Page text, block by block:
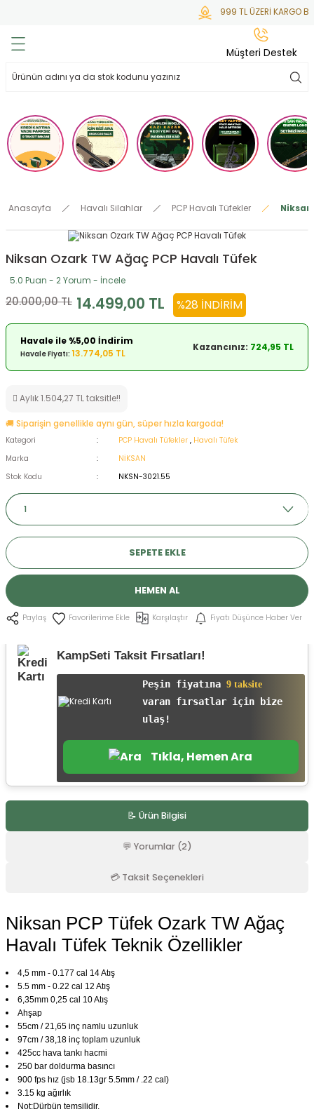
999 TL ÜZERİ KARGO
Mermisi
Tabure
Anasayfa Havalı Silahlar PCP Havalı Tüfekler Niksan
Niksan Ozark TW Ağaç PCP Havalı Tüfek
5.0 Puan - 2 Yorum - İncele
20.000,00 TL 14.499,00 TL %28 İNDIRIM
Havale ile %5,00 İndirim
Havale Fiyatı: 13.774,05 TL
Kazancınız: 724,95 TL
Aylık 1.504,27 TL taksitle!!
🚚 Siparişin genellikle aynı gün, süper hızla kargoda!
Kategori PCP Havalı Tüfekler , Havalı Tüfek
Marka
NİKSAN
Stok Kodu
NKSN-3021.55
SEPETE EKLE
HEMEN AL
Paylaş Karşılaştır Fiyatı Düşünce Haber Ver
KampSeti Taksit Fırsatları!
Peşin fiyatına 9 taksite
varan fırsatlar için bize
ulaş!
Tıkla, Hemen Ara
📝 Ürün Bilgisi
💬 Yorumlar (2)
💳 Taksit Seçenekleri
Niksan PCP Tüfek Ozark TW Ağaç
Havalı Tüfek Teknik Özellikler
4,5 mm - 0.177 cal 14 Atış
5.5 mm - 0.22 cal 12 Atış
6,35mm 0,25 cal 10 Atış
Ahşap
55cm / 21,65 inç namlu uzunluk
97cm / 38,18 inç toplam uzunluk
425cc hava tankı hacmi
250 bar doldurma basıncı
900 fps hız (jsb 18.13gr 5.5mm / .22 cal)
3.15 kg ağırlık
Not:Dürbün temsilidir.